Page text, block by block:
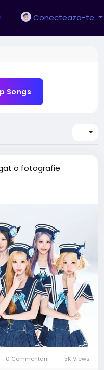
Conecteaza-te
Songs
o fotografie
0 Commentarii 5K Views